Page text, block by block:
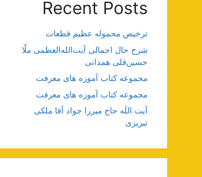
Recent Posts
ترخیص محموله عظیم قطعات
شرح حال اجمالی آیت‌الله‌العظمی ملّا
حسین‌قلی همدانی
مجموعه کتاب آموزه های معرفت
مجموعه کتاب آموزه های معرفت
آیت اللَه حاج میرزا جواد آقا ملکی
تبریزی